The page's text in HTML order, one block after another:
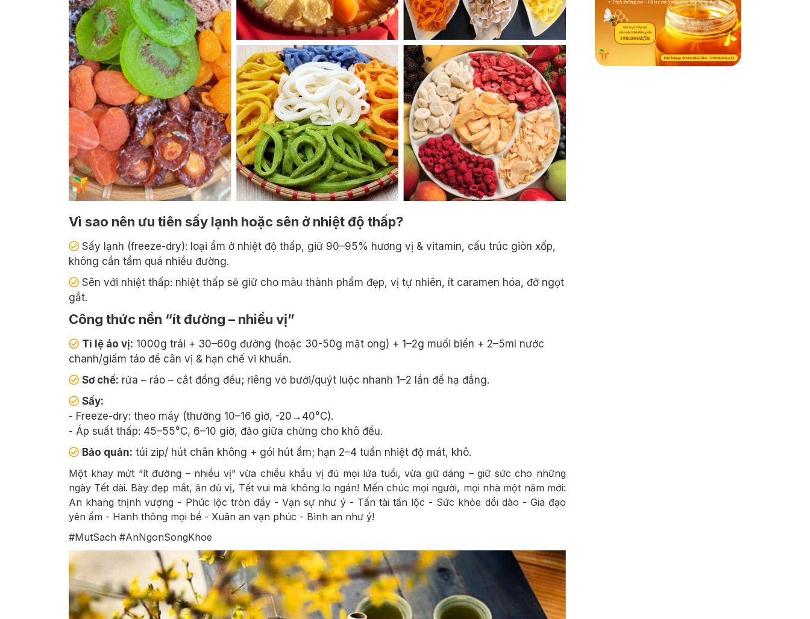
Vì sao nên ưu tiên sấy lạnh hoặc sên ở nhiệt độ thấp?
Sấy lạnh (freeze-dry): loại ẩm ở nhiệt độ thấp, giữ 90–95% hương vị & vitamin, cấu trúc giòn xốp,
không cần tẩm quá nhiều đường.
Sên với nhiệt thấp: nhiệt thấp sẽ giữ cho màu thành phẩm đẹp, vị tự nhiên, ít caramen hóa, đỡ ngọt
gắt.
Công thức nền “ít đường – nhiều vị”
Tỉ lệ áo vị: 1000g trái + 30–60g đường (hoặc 30-50g mật ong) + 1–2g muối biển + 2–5ml nước
chanh/giấm táo để cân vị & hạn chế vi khuẩn.
Sơ chế: rửa – ráo – cắt đồng đều; riêng vỏ bưởi/quýt luộc nhanh 1–2 lần để hạ đắng.
Sấy:
- Freeze-dry: theo máy (thường 10–16 giờ, -20→40°C).
- Áp suất thấp: 45–55°C, 6–10 giờ, đảo giữa chừng cho khô đều.
Bảo quản: túi zip/ hút chân không + gói hút ẩm; hạn 2–4 tuần nhiệt độ mát, khô.
Một khay mứt “ít đường – nhiều vị” vừa chiều khẩu vị đủ mọi lứa tuổi, vừa giữ dáng – giữ sức cho những
ngày Tết dài. Bày đẹp mắt, ăn đủ vị, Tết vui mà không lo ngán! Mến chúc mọi người, mọi nhà một năm mới:
An khang thịnh vượng - Phúc lộc tròn đầy - Vạn sự như ý - Tấn tài tấn lộc - Sức khỏe dồi dào - Gia đạo
yên ấm - Hanh thông mọi bề - Xuân an vạn phúc - Bình an như ý!
#MutSach #AnNgonSongKhoe